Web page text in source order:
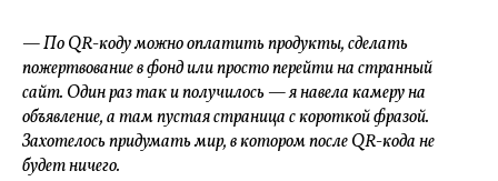
— По QR-коду можно оплатить продукты, сделать
пожертвование в фонд или просто перейти на странный
сайт. Один раз так и получилось — я навела камеру на
объявление, а там пустая страница с короткой фразой.
Захотелось придумать мир, в котором после QR-кода не
будет ничего.